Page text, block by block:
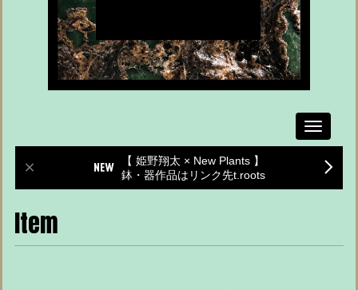
Toggle
【 姫野翔太 × New Plants 】
鉢・器作品はリンク先t.roots
Item